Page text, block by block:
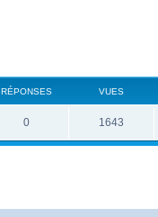
RÉPONSES VUES
0 1643